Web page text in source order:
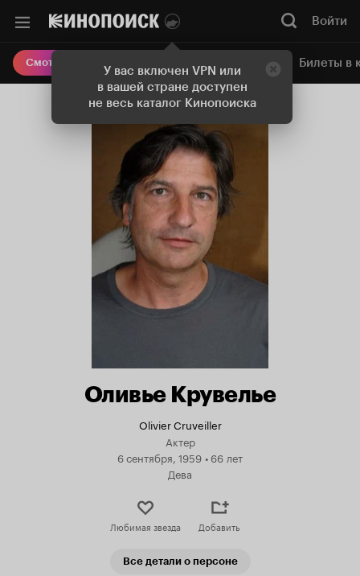
У вас включен VPN или
в вашей стране доступен
не весь каталог Кинопоиска
Войти
Смотреть кино Онлайн-кинотеатр Билеты в
Оливье Крувелье
Olivier Cruveiller
Актер
6 сентября, 1959 • 66 лет
Дева
Любимая звезда Добавить
Все детали о персоне